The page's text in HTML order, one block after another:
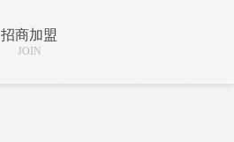
招商加盟
JOIN